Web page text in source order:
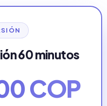
60 minutos
COP